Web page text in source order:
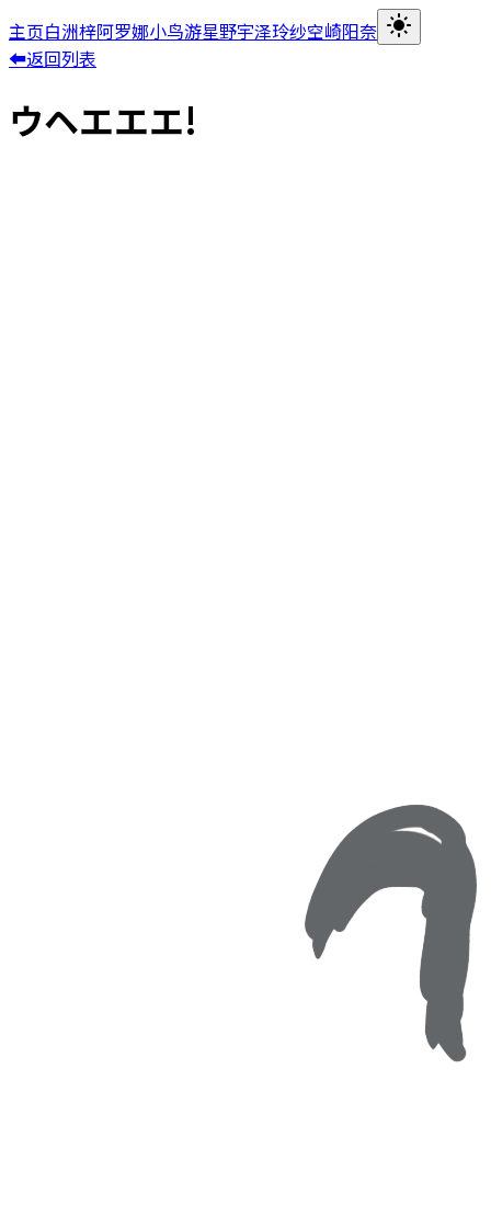
主页白洲梓阿罗娜小鸟游星野宇泽玲纱空崎阳奈
⬅返回列表
ウヘエエエ!